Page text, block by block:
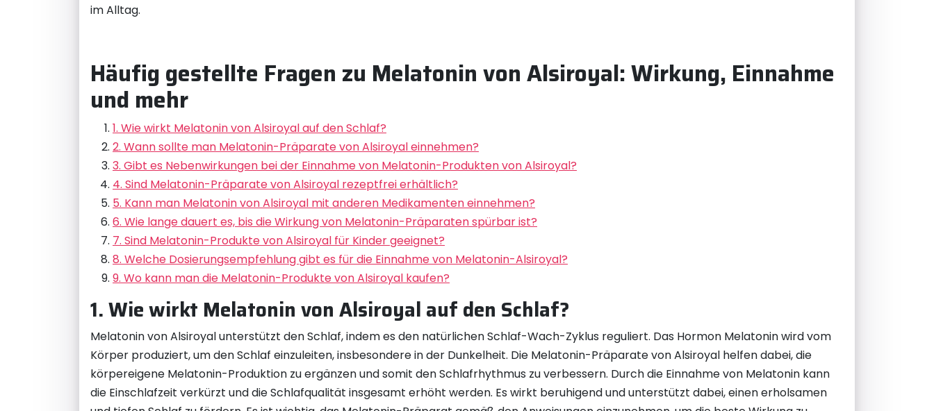
im Alltag.
Häufig gestellte Fragen zu Melatonin von Alsiroyal: Wirkung, Einnahme
und mehr
1. Wie wirkt Melatonin von Alsiroyal auf den Schlaf?
2. Wann sollte man Melatonin-Präparate von Alsiroyal einnehmen?
3. Gibt es Nebenwirkungen bei der Einnahme von Melatonin-Produkten von Alsiroyal?
4. Sind Melatonin-Präparate von Alsiroyal rezeptfrei erhältlich?
5. Kann man Melatonin von Alsiroyal mit anderen Medikamenten einnehmen?
6. Wie lange dauert es, bis die Wirkung von Melatonin-Präparaten spürbar ist?
7. Sind Melatonin-Produkte von Alsiroyal für Kinder geeignet?
8. Welche Dosierungsempfehlung gibt es für die Einnahme von Melatonin-Alsiroyal?
9. Wo kann man die Melatonin-Produkte von Alsiroyal kaufen?
1. Wie wirkt Melatonin von Alsiroyal auf den Schlaf?
Melatonin von Alsiroyal unterstützt den Schlaf, indem es den natürlichen Schlaf-Wach-Zyklus reguliert. Das Hormon Melatonin wird vom
Körper produziert, um den Schlaf einzuleiten, insbesondere in der Dunkelheit. Die Melatonin-Präparate von Alsiroyal helfen dabei, die
körpereigene Melatonin-Produktion zu ergänzen und somit den Schlafrhythmus zu verbessern. Durch die Einnahme von Melatonin kann
die Einschlafzeit verkürzt und die Schlafqualität insgesamt erhöht werden. Es wirkt beruhigend und unterstützt dabei, einen erholsamen